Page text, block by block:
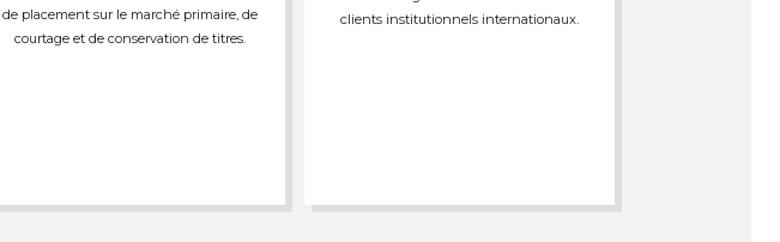
de placement sur le marché primaire, de
courtage et de conservation de titres.
clients institutionnels internationaux.